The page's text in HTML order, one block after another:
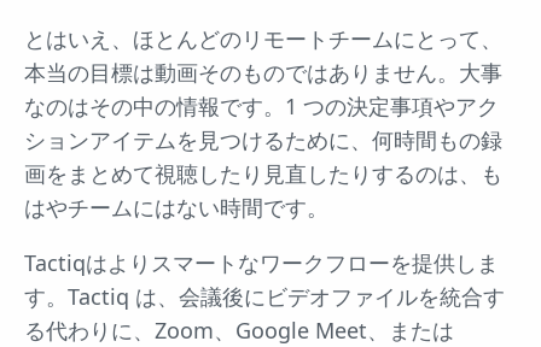
とはいえ、ほとんどのリモートチームにとって、
本当の目標は動画そのものではありません。大事
なのはその中の情報です。1 つの決定事項やアク
ションアイテムを見つけるために、何時間もの録
画をまとめて視聴したり見直したりするのは、も
はやチームにはない時間です。
Tactiqはよりスマートなワークフローを提供しま
す。Tactiq は、会議後にビデオファイルを統合す
る代わりに、Zoom、Google Meet、または